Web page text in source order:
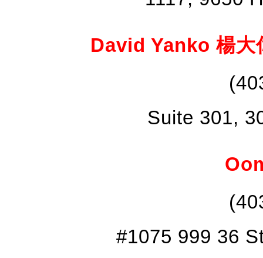
David Yanko 楊
Suite 301,
#1075 999 36